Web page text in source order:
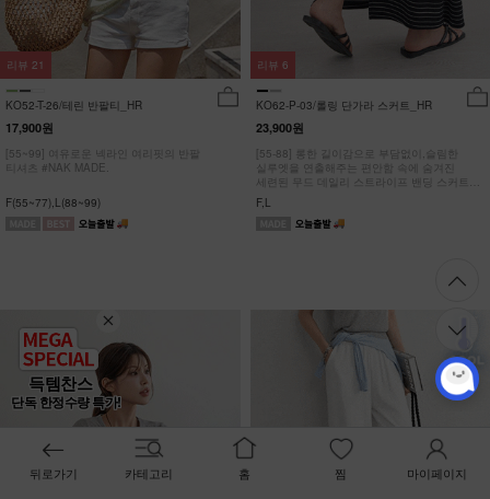
득템찬스
단독 한정수량 특가!
KO52-T-26/테린 반팔티_HR
17,900원
[55~99] 여유로운 넥라인 여리핏의 반팔
티셔츠 #NAK MADE.
F(55~77),L(88~99)
리뷰 21
KO62-P-03/롤링 단가라 스커트_HR
23,900원
[55-88] 롱한 길이감으로 부담없이,슬림한
실루엣을 연출해주는 편안함 속에 숨겨진
세련된 무드 데일리 스트라이프 밴딩 스커트
#NAK MADE.
F,L
리뷰 6
뒤로가기 카테고리 홈 찜 마이페이지